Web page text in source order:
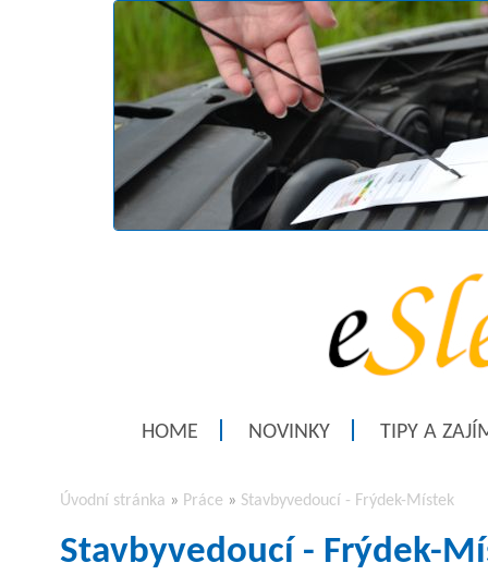
HOME NOVINKY TIPY A
Úvodní stránka » Práce » Stavbyvedoucí - Frýdek-Místek
Stavbyvedoucí - Frýdek-